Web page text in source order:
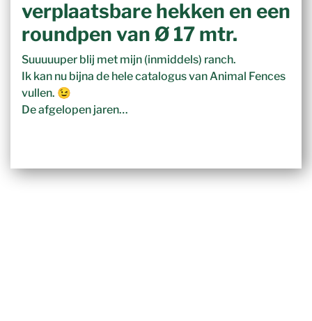
verplaatsbare hekken en een
roundpen van Ø 17 mtr.
Suuuuuper blij met mijn (inmiddels) ranch.
Ik kan nu bijna de hele catalogus van Animal Fences
vullen. 😉
De afgelopen jaren…